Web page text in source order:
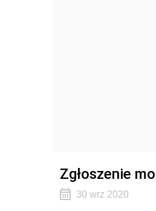
Zgłoszenie
30 wrz 2020